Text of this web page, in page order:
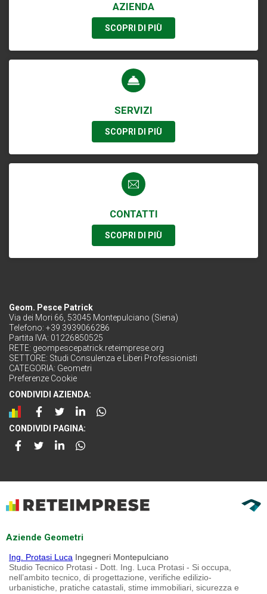
AZIENDA
SCOPRI DI PIÙ
SERVIZI
SCOPRI DI PIÙ
CONTATTI
SCOPRI DI PIÙ
Geom. Pesce Patrick
Via dei Mori 66, 53045 Montepulciano (Siena)
Telefono: +39 3939066286
Partita IVA: 01226850525
RETE: geompescepatrick.reteimprese.org
SETTORE: Studi Consulenza e Liberi Professionisti
CATEGORIA: Geometri
Preferenze Cookie
CONDIVIDI AZIENDA:
CONDIVIDI PAGINA:
Aziende Geometri
Ing. Protasi Luca Ingegneri Montepulciano
Studio Tecnico Protasi - Dott. Ing. Luca Protasi - Si occupa,
nell’ambito tecnico, di progettazione, verifiche edilizio-
urbanistiche, pratiche catastali, stime immobiliari, sicurezza e